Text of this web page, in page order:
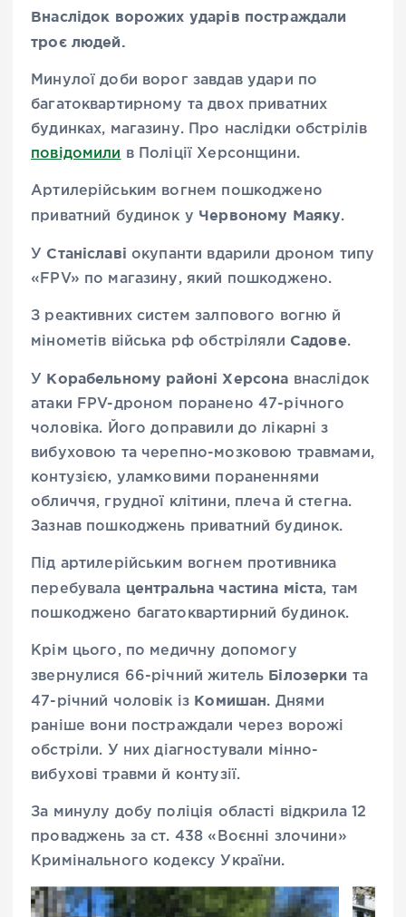
Внаслідок ворожих ударів постраждали
троє людей.
Минулої доби ворог завдав удари по
багатоквартирному та двох приватних
будинках, магазину. Про наслідки обстрілів
повідомили в Поліції Херсонщини.
Артилерійським вогнем пошкоджено
приватний будинок у Червоному Маяку.
У Станіславі окупанти вдарили дроном типу
«FPV» по магазину, який пошкоджено.
З реактивних систем залпового вогню й
мінометів війська рф обстріляли Садове.
У Корабельному районі Херсона внаслідок
атаки FPV-дроном поранено 47-річного
чоловіка. Його доправили до лікарні з
вибуховою та черепно-мозковою травмами,
контузією, уламковими пораненнями
обличчя, грудної клітини, плеча й стегна.
Зазнав пошкоджень приватний будинок.
Під артилерійським вогнем противника
перебувала центральна частина міста, там
пошкоджено багатоквартирний будинок.
Крім цього, по медичну допомогу
звернулися 66-річний житель Білозерки та
47-річний чоловік із Комишан. Днями
раніше вони постраждали через ворожі
обстріли. У них діагностували мінно-
вибухові травми й контузії.
За минулу добу поліція області відкрила 12
проваджень за ст. 438 «Воєнні злочини»
Кримінального кодексу України.